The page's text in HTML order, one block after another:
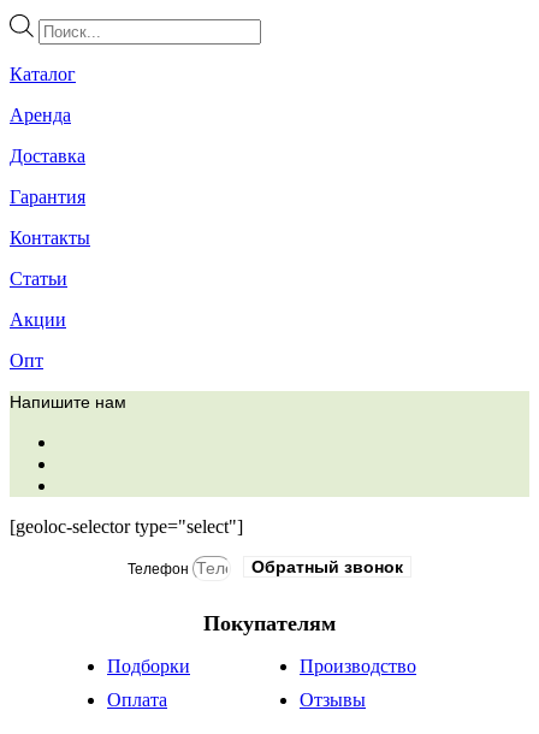
Поиск
товаров
Каталог
Аренда
Доставка
Гарантия
Контакты
Статьи
Акции
Опт
Напишите нам
[geoloc-selector type="select"]
Телефон Обратный звонок
Покупателям
Подборки
Производство
Оплата
Отзывы